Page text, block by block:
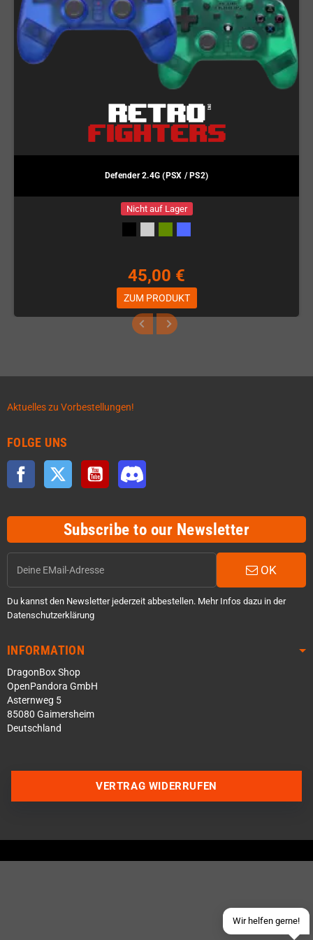
Defender 2.4G (PSX / PS2)
Nicht auf Lager
45,00 €
ZUM PRODUKT
Aktuelles zu Vorbestellungen!
FOLGE UNS
Facebook Twitter YouTube
Subscribe to our Newsletter
OK
Du kannst den Newsletter jederzeit abbestellen. Mehr Infos dazu in der
Datenschutzerklärung
INFORMATION
DragonBox Shop
OpenPandora GmbH
Asternweg 5
85080 Gaimersheim
Deutschland
Wir helfen gerne!
Über WhatsApp schreiben
Schick uns eine eMail
VERTRAG WIDERRUFEN